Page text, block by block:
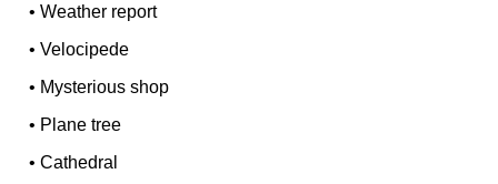
•Weather report
•Velocipede
• Mysterious shop
• Plane tree
•Cathedral